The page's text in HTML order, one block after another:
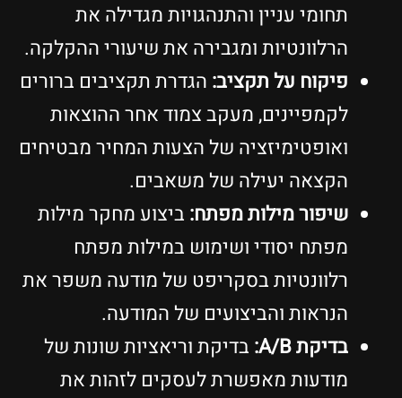
תחומי עניין והתנהגויות מגדילה את
הרלוונטיות ומגבירה את שיעורי ההקלקה.
פיקוח על תקציב: הגדרת תקציבים ברורים
לקמפיינים, מעקב צמוד אחר ההוצאות
ואופטימיזציה של הצעות המחיר מבטיחים
הקצאה יעילה של משאבים.
שיפור מילות מפתח: ביצוע מחקר מילות
מפתח יסודי ושימוש במילות מפתח
רלוונטיות בסקריפט של מודעה משפר את
הנראות והביצועים של המודעה.
בדיקת A/B:
בדיקת וריאציות שונות של
מודעות מאפשרת לעסקים לזהות את